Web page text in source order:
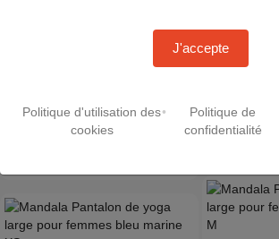
Mandala Pantalon de yoga large
20 % 78,99 € 99,00 €
Mandala
pour
+3,95 € de
J'accepte
Politique d'utilisation des
cookies
•
Politique de
confidentialité